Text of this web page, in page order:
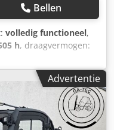
Bellen
volledig functioneel,
h, draagvermogen:
, bouwhoogte:
mm, vorklengte:
vorkheftruck
Staat: Klaar voor
staat: goed
Advertentie